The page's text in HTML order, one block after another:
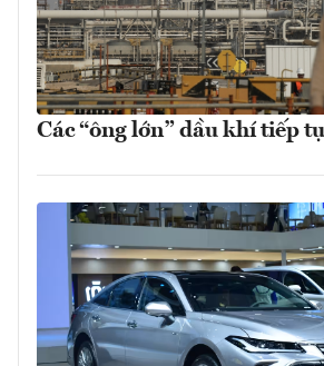
Các “ông lớn” dầu khí tiếp